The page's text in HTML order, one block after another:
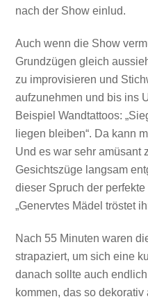
nach der Show einlud.
Auch wenn die Show
Grundzügen gleich
zu improvisieren und
aufzunehmen und bis ins
Beispiel Wandtattoos:
liegen bleiben“. Da kann
Und es war sehr amüsant
Gesichtszüge langsam
dieser Spruch der
„Genervtes Mädel tröstet
Nach 55 Minuten waren
strapaziert, um sich eine
danach sollte auch
kommen, das so